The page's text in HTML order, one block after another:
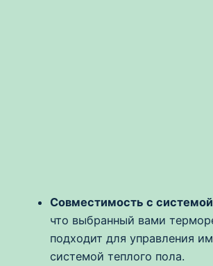
Совместимость с системой
что выбранный вами
подходит для управления
системой теплого пола.